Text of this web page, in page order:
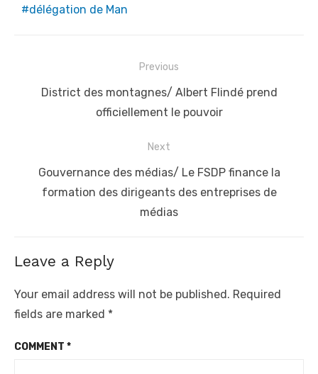
délégation de Man
navigation
Previous
Previous
District des montagnes/ Albert Flindé prend
officiellement le pouvoir
Next
Next
post:
Gouvernance des médias/ Le FSDP finance la
formation des dirigeants des entreprises de
médias
Leave a Reply
Your email address will not be published. Required
fields are marked *
COMMENT *